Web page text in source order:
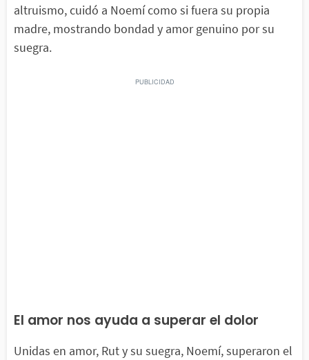
altruismo, cuidó a Noemí como si fuera su propia
madre, mostrando bondad y amor genuino por su
suegra.
El amor nos ayuda a superar el dolor
Unidas en amor, Rut y su suegra, Noemí, superaron el